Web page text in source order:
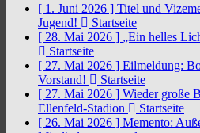
[ 1. Juni 2026 ] Titel und
Jugend!
Startseite
[ 28. Mai 2026 ] „Ein helles
Startseite
[ 27. Mai 2026 ] Eilmeldung:
Vorstand!
Startseite
[ 27. Mai 2026 ] Wieder große
Ellenfeld-Stadion
Startseite
[ 26. Mai 2026 ] Memento: